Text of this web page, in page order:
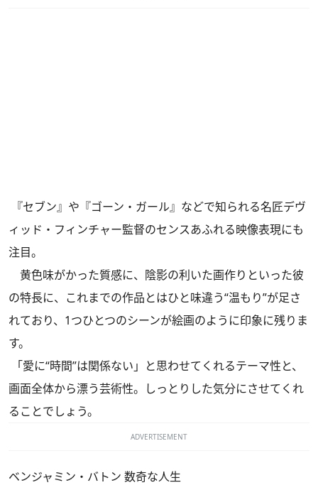
『セブン』や『ゴーン・ガール』などで知られる名匠デヴ
ィッド・フィンチャー監督のセンスあふれる映像表現にも
注目。
黄色味がかった質感に、陰影の利いた画作りといった彼
の特長に、これまでの作品とはひと味違う“温もり”が足さ
れており、1つひとつのシーンが絵画のように印象に残りま
す。
「愛に“時間”は関係ない」と思わせてくれるテーマ性と、
画面全体から漂う芸術性。しっとりした気分にさせてくれ
ることでしょう。
ADVERTISEMENT
ベンジャミン・バトン 数奇な人生